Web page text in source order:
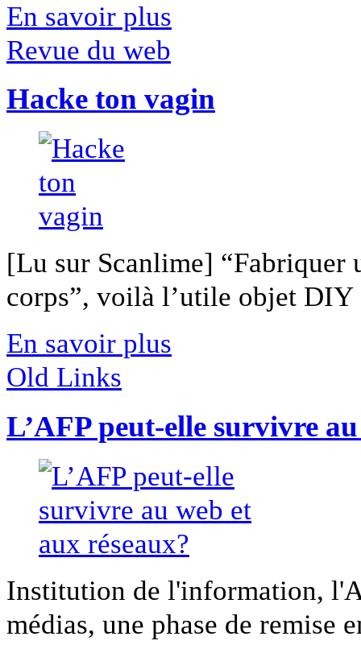
En savoir plus
Revue du web
Hacke ton vagin
[Lu sur Scanlime] “Fabriquer
corps”, voilà l’utile objet
En savoir plus
Old Links
L’AFP peut-elle survivre
Institution de l'information,
médias, une phase de remise